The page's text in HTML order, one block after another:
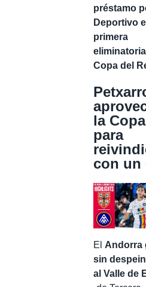
préstamo
Deportivo
primera
Copa del
la Copa
para
con un
El Andorra
sin
al Valle de